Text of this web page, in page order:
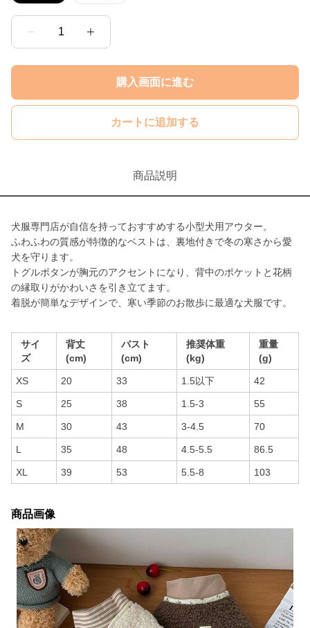
1
購入画面に進む
カートに追加する
商品説明
犬服専門店が自信を持っておすすめする小型犬用アウター。
ふわふわの質感が特徴的なベストは、裏地付きで冬の寒さから愛
犬を守ります。
トグルボタンが胸元のアクセントになり、背中のポケットと花柄
の縁取りがかわいさを引き立てます。
着脱が簡単なデザインで、寒い季節のお散歩に最適な犬服です。
サイ
ズ
背丈
(cm)
バスト
(cm)
推奨体重
(kg)
重量
(g)
XS 20 33 1.5以下 42
S 25 38 1.5-3 55
M 30 43 3-4.5 70
L 35 48 4.5-5.5 86.5
XL 39 53 5.5-8 103
商品画像